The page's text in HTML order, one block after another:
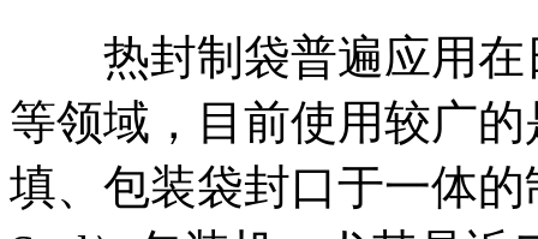
热封制袋普遍应用在
等领域，目前使用较广
填、包装袋封口于一体